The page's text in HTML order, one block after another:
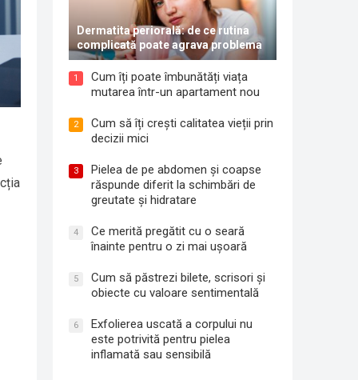
Dermatita periorală: de ce rutina
complicată poate agrava problema
1
Cum îți poate îmbunătăți viața
mutarea într-un apartament nou
2
Cum să îți crești calitatea vieții prin
decizii mici
3
Pielea de pe abdomen și coapse
răspunde diferit la schimbări de
greutate și hidratare
4
Ce merită pregătit cu o seară
înainte pentru o zi mai ușoară
5
Cum să păstrezi bilete, scrisori și
obiecte cu valoare sentimentală
6
Exfolierea uscată a corpului nu
este potrivită pentru pielea
inflamată sau sensibilă